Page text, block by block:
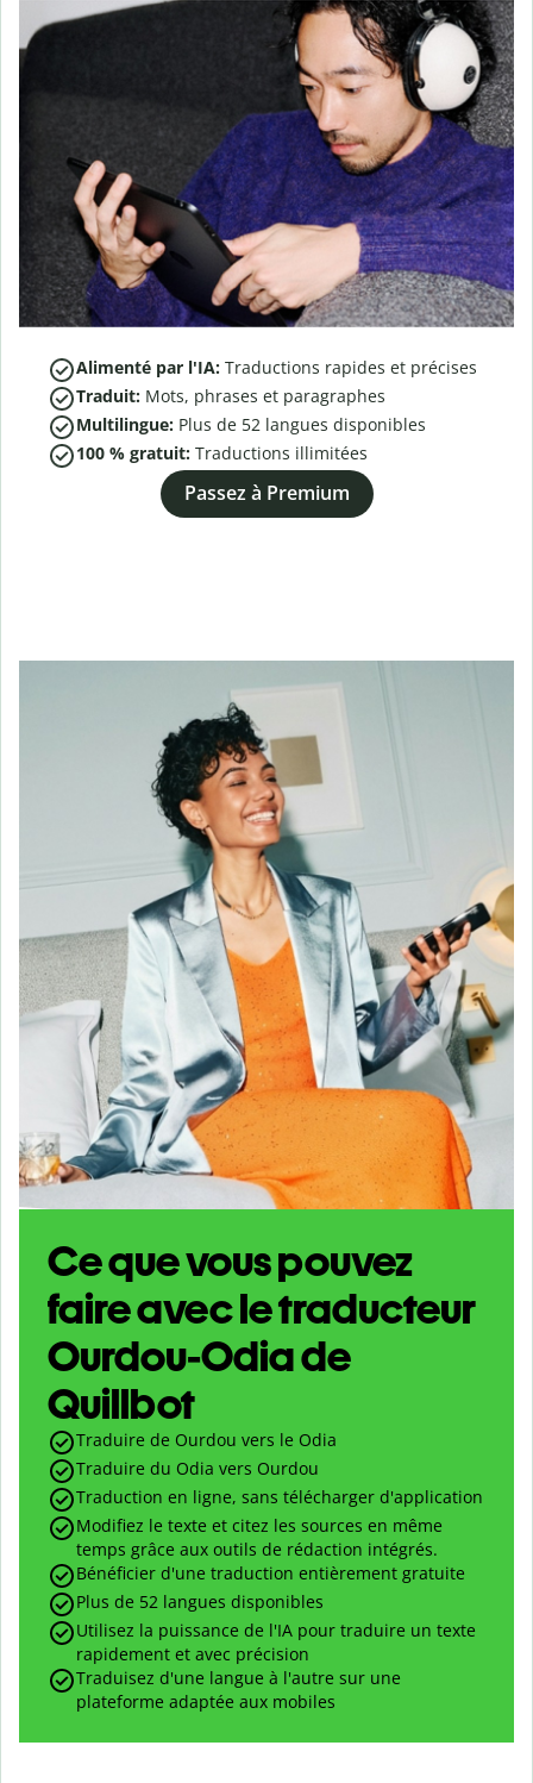
Alimenté par l'IA: Traductions rapides et précises
Traduit: Mots, phrases et paragraphes
Multilingue: Plus de 52 langues disponibles
100 % gratuit: Traductions illimitées
Passez à Premium
Ce que vous pouvez
faire avec le traducteur
Ourdou-Odia de
Quillbot
Traduire de Ourdou vers le Odia
Traduire du Odia vers Ourdou
Traduction en ligne, sans télécharger d'application
Modifiez le texte et citez les sources en même
temps grâce aux outils de rédaction intégrés.
Bénéficier d'une traduction entièrement gratuite
Plus de 52 langues disponibles
Utilisez la puissance de l'IA pour traduire un texte
rapidement et avec précision
Traduisez d'une langue à l'autre sur une
plateforme adaptée aux mobiles